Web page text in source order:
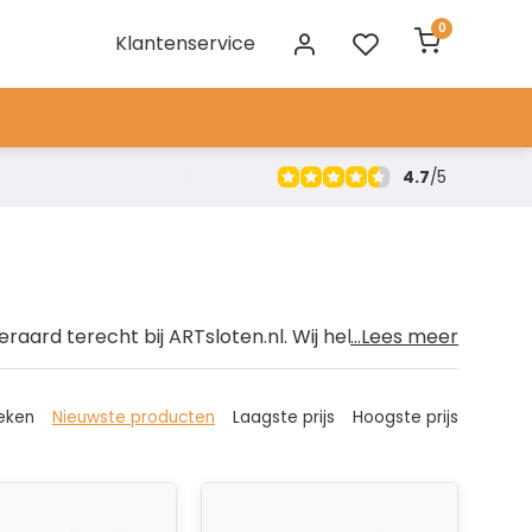
Klantenservice
0
4.7/5
terecht bij ARTsloten.nl. Wij hebben
dragen het ART4 keurmerk en zijn daarom
zorgen ervoor dat je jouw motor de volgende
...Lees meer
Nieuwste producten Laagste prijs Hoogste prijs